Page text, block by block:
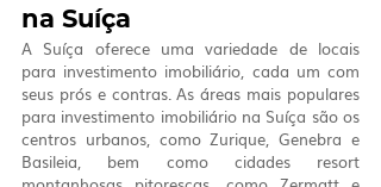
na Suíça
A Suíça oferece uma variedade de locais
para investimento imobiliário, cada um com
seus prós e contras. As áreas mais populares
para investimento imobiliário na Suíça são os
centros urbanos, como Zurique, Genebra e
Basileia, bem como cidades resort